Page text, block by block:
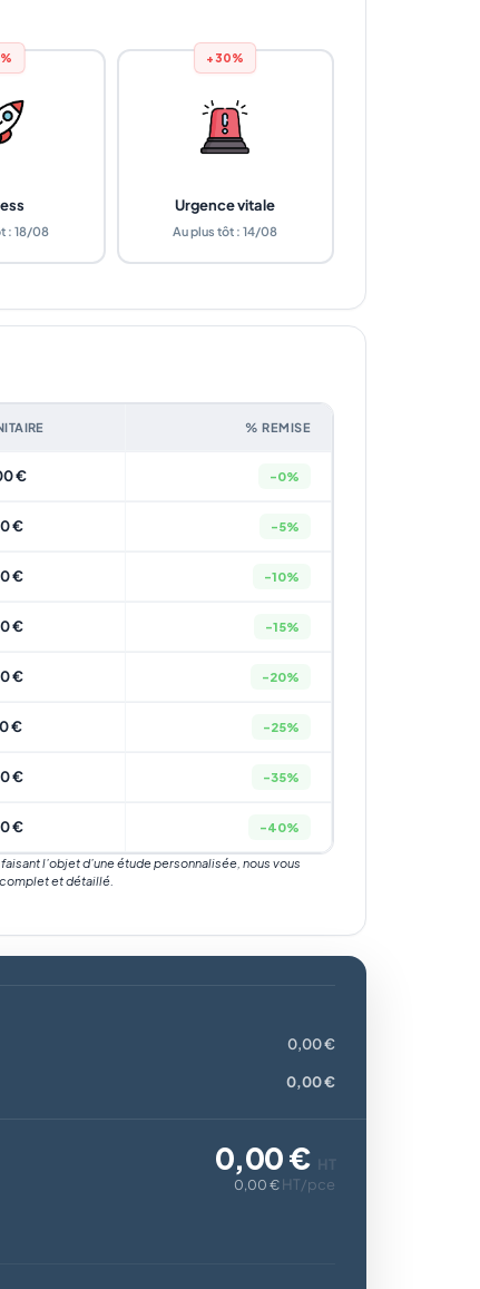
: 18/08
+30%
Urgence vitale
Au plus tôt : 14/08
% REMISE
€ -0%
€ -5%
€ -10%
€ -15%
€ -20%
€ -25%
€ -35%
€ -40%
l’objet d’une étude personnalisée, nous vous
et détaillé.
0,00 €
0,00 €
0,00 € HT
0,00 € HT/pce